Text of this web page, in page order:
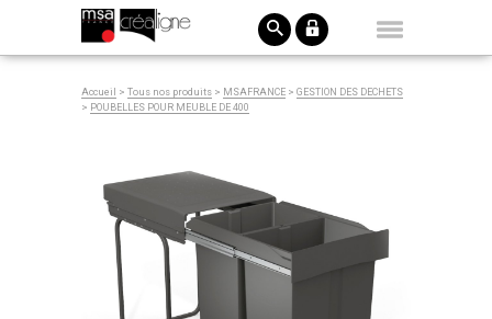
Accueil > Tous nos produits > MSAFRANCE > GESTION DES DECHETS
> POUBELLES POUR MEUBLE DE 400